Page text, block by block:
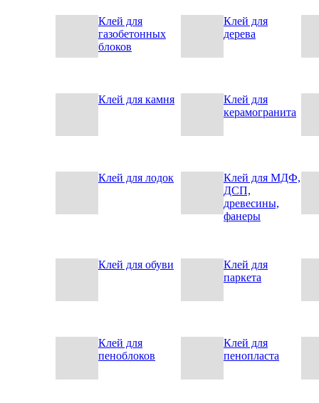
Клей для
газобетонных
блоков
Клей для
дерева
Клей для камня
Клей для
керамогранита
Клей для лодок
Клей для МДФ,
ДСП,
древесины,
фанеры
Клей для обуви
Клей для
паркета
Клей для
пеноблоков
Клей для
пенопласта